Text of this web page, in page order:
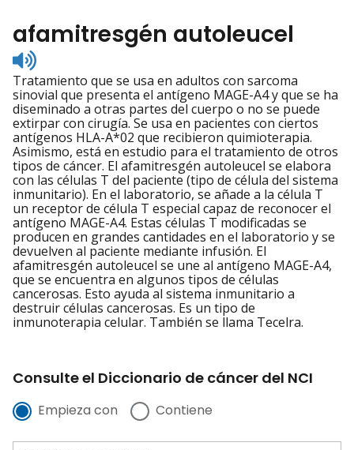
afamitresgén autoleucel
Listen
to
pronunciation
Tratamiento que se usa en adultos con sarcoma
sinovial que presenta el antígeno MAGE-A4 y que se ha
diseminado a otras partes del cuerpo o no se puede
extirpar con cirugía. Se usa en pacientes con ciertos
antígenos HLA-A*02 que recibieron quimioterapia.
Asimismo, está en estudio para el tratamiento de otros
tipos de cáncer. El afamitresgén autoleucel se elabora
con las células T del paciente (tipo de célula del sistema
inmunitario). En el laboratorio, se añade a la célula T
un receptor de célula T especial capaz de reconocer el
antígeno MAGE-A4. Estas células T modificadas se
producen en grandes cantidades en el laboratorio y se
devuelven al paciente mediante infusión. El
afamitresgén autoleucel se une al antígeno MAGE-A4,
que se encuentra en algunos tipos de células
cancerosas. Esto ayuda al sistema inmunitario a
destruir células cancerosas. Es un tipo de
inmunoterapia celular. También se llama Tecelra.
Consulte el Diccionario de cáncer del NCI
Empieza con Contiene